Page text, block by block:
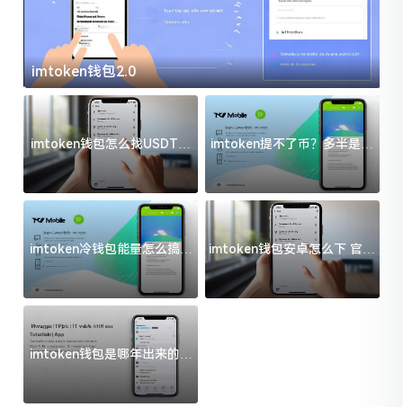
imtoken钱包2.0
imtoken钱包怎么找USDT地
址？三步搞定不踩坑
imtoken提不了币？多半是这
几件事没处理好
imtoken冷钱包能量怎么搞？
过来人告诉你门道
imtoken钱包安卓怎么下 官方
渠道避坑指南
imtoken钱包是哪年出来的？
一文给你说清楚